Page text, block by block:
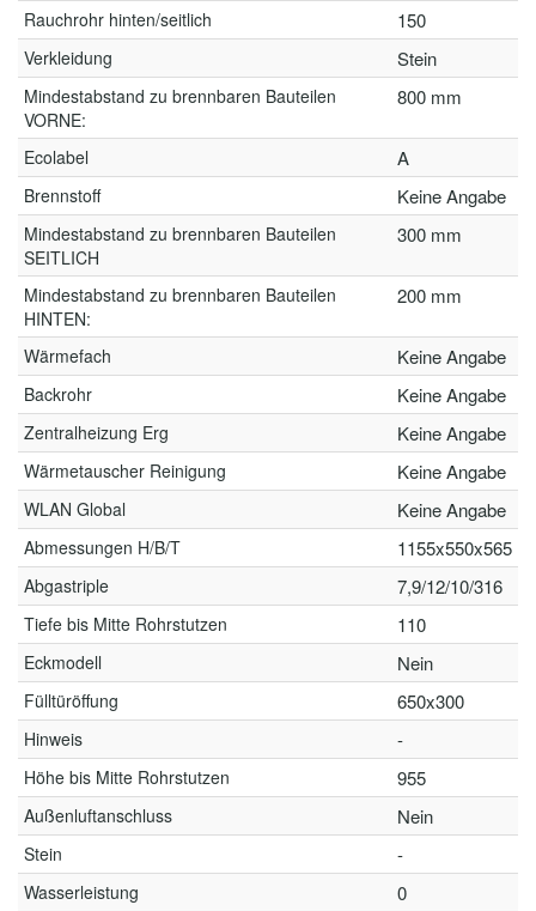
Rauchrohr hinten/seitlich 150
Verkleidung Stein
Mindestabstand zu brennbaren Bauteilen
VORNE:
800 mm
Ecolabel A
Brennstoff Keine Angabe
Mindestabstand zu brennbaren Bauteilen
SEITLICH
300 mm
Mindestabstand zu brennbaren Bauteilen
HINTEN:
200 mm
Wärmefach Keine Angabe
Backrohr Keine Angabe
Zentralheizung Erg Keine Angabe
Wärmetauscher Reinigung Keine Angabe
WLAN Global Keine Angabe
Abmessungen H/B/T 1155x550x565
Abgastriple 7,9/12/10/316
Tiefe bis Mitte Rohrstutzen 110
Eckmodell Nein
Fülltüröffung 650x300
Hinweis -
Höhe bis Mitte Rohrstutzen 955
Außenluftanschluss Nein
Stein -
Wasserleistung 0